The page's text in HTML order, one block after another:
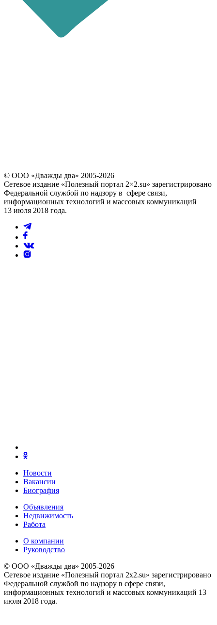
© ООО «Дважды два» 2005-2026
Сетевое издание «Полезный портал 2×2.su» зарегистрировано
Федеральной службой по надзору в сфере связи,
информационных технологий и массовых коммуникаций
13 июля 2018 года.
Новости
Вакансии
Биография
Объявления
Недвижимость
Работа
О компании
Руководство
© ООО «Дважды два» 2005-2026
Сетевое издание «Полезный портал 2x2.su» зарегистрировано
Федеральной службой по надзору в сфере связи,
информационных технологий и массовых коммуникаций 13
июля 2018 года.